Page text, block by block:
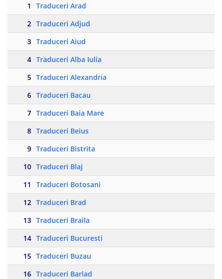
1
Traduceri Arad
2 Traduceri Adjud
3 Traduceri Aiud
4 Traduceri Alba Iulia
5 Traduceri Alexandria
6 Traduceri Bacau
7 Traduceri Baia Mare
8 Traduceri Beius
9 Traduceri Bistrita
10 Traduceri Blaj
11
Traduceri Botosani
12 Traduceri Brad
13 Traduceri Braila
14 Traduceri Bucuresti
15 Traduceri Buzau
16 Traduceri Barlad